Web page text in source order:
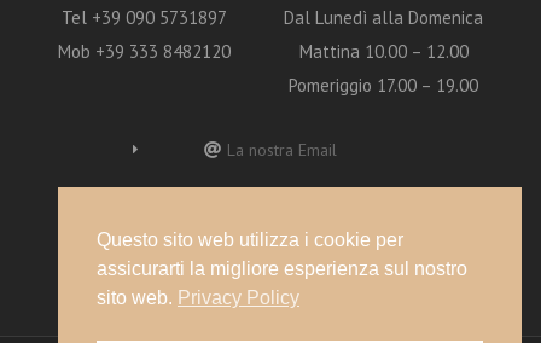
Tel +39 090 5731897
Mob +39 333 8482120
Dal Lunedì alla Domenica
Mattina 10.00 – 12.00
Pomeriggio 17.00 – 19.00
La nostra Email
oasi.francesco@gmail.com
Questo sito web utilizza i cookie per
assicurarti la migliore esperienza sul nostro
sito web. Privacy Policy